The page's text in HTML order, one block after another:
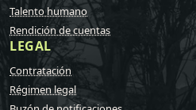
Talento humano
Rendición de cuentas
LEGAL
Contratación
Régimen legal